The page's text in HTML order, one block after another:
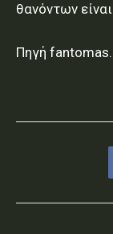
θανόντων
Πηγή